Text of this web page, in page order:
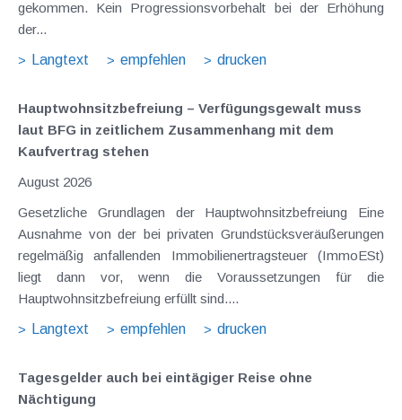
gekommen. Kein Progressionsvorbehalt bei der Erhöhung
der...
Langtext
empfehlen drucken
Hauptwohnsitz​­befreiung – Verfügungsgewalt muss
laut BFG in zeitlichem Zusammenhang mit dem
Kaufvertrag stehen
August 2026
Gesetzliche Grundlagen der Hauptwohnsitzbefreiung Eine
Ausnahme von der bei privaten Grundstücksveräußerungen
regelmäßig anfallenden Immobilienertragsteuer (ImmoESt)
liegt dann vor, wenn die Voraussetzungen für die
Hauptwohnsitzbefreiung erfüllt sind....
Langtext
empfehlen drucken
Tagesgelder auch bei eintägiger Reise ohne
Nächtigung